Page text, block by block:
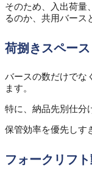
そのため、入出荷量
るのか、共用バース
荷捌きスペース
バースの数だけでな
ます。
特に、納品先別仕分
保管効率を優先しす
フォークリフ